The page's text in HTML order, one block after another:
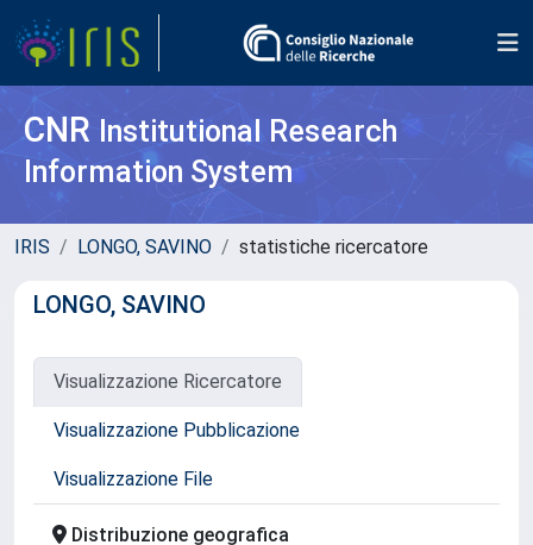
CNR Institutional Research
Information System
IRIS LONGO, SAVINO statistiche ricercatore
LONGO, SAVINO
Visualizzazione Ricercatore
Visualizzazione Pubblicazione
Visualizzazione File
Distribuzione geografica